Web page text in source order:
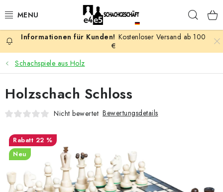
Inhalt
AKTION
SCHACHSPIELE
SCHACHFIGUREN
SCHACHBRETTER
SCHACHUHREN
SCHACHBÜCHER
Kostenloser Versand ab 100
€
Schachspiele aus Holz
Holzschach Schloss
Nicht bewertet Bewertungsdetails
22 %
Neu